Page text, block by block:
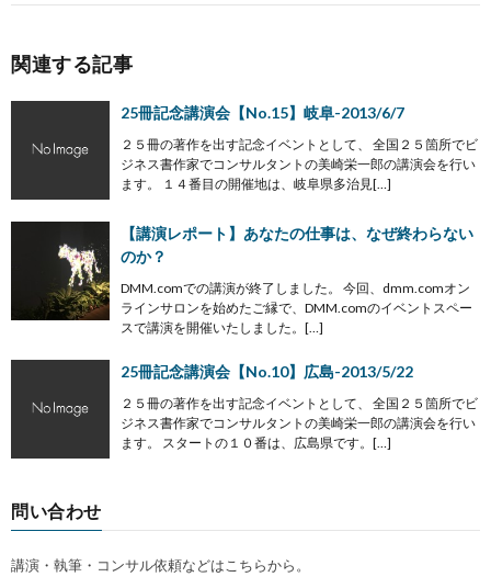
関連する記事
25冊記念講演会【No.15】岐阜-2013/6/7
２５冊の著作を出す記念イベントとして、 全国２５箇所でビ
ジネス書作家でコンサルタントの美崎栄一郎の講演会を行い
ます。 １４番目の開催地は、岐阜県多治見[…]
【講演レポート】あなたの仕事は、なぜ終わらない
のか？
DMM.comでの講演が終了しました。 今回、dmm.comオン
ラインサロンを始めたご縁で、DMM.comのイベントスペー
スで講演を開催いたしました。[…]
25冊記念講演会【No.10】広島-2013/5/22
２５冊の著作を出す記念イベントとして、 全国２５箇所でビ
ジネス書作家でコンサルタントの美崎栄一郎の講演会を行い
ます。 スタートの１０番は、広島県です。[…]
問い合わせ
講演・執筆・コンサル依頼などはこちらから。